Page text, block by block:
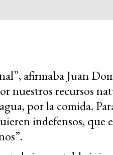
afirmaba Juan
nuestros recursos
por la comida.
indefensos, que